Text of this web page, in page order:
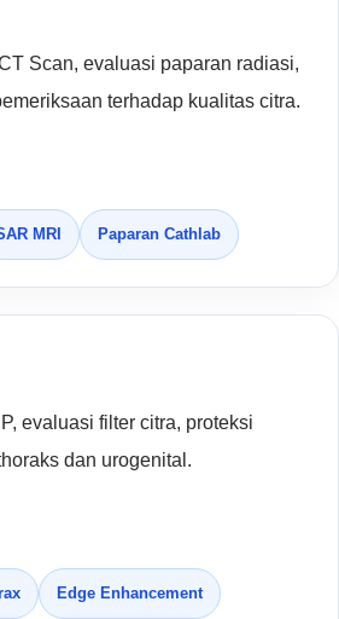
Scan, evaluasi paparan radiasi,
terhadap kualitas citra.
MRI Paparan Cathlab
evaluasi filter citra, proteksi
dan urogenital.
Edge Enhancement